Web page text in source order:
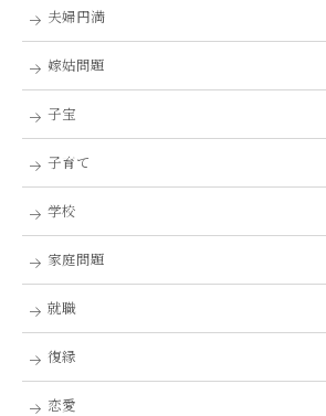
夫婦円満
嫁姑問題
子宝
子育て
学校
家庭問題
就職
復縁
恋愛